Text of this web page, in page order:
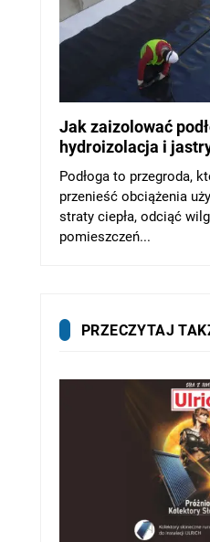
Jak zaizolować
hydroizolacja i
Podłoga to przegroda,
przenieść obciążenia
straty ciepła, odciąć
pomieszczeń...
PRZECZYTAJ